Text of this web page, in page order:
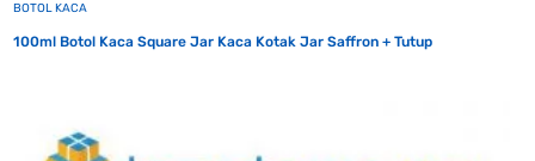
BOTOL KACA
100ml Botol Kaca Square Jar Kaca Kotak Jar Saffron + Tutup